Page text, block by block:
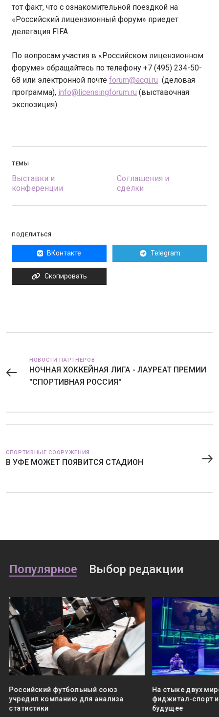
тот факт, что с ознакомительной поездкой на
«Российский лицензионный форум» приедет
делегация FIFA.
По вопросам участия в «Российском лицензионном
форуме» обращайтесь по телефону +7 (495) 234-50-
68 или электронной почте forum@acgi.ru (деловая
программа), info@licensingforum.ru (выставочная
экспозиция).
ТЕМЫ
Выставки и
конференции
Соглашения и
сделки
ПОДЕЛИТЬСЯ
ВКонтакте Telegram
Скопировать
НОВОСТИ ПАРТНЕРОВ
НОЧНАЯ ХОККЕЙНАЯ ЛИГА - ЛАУРЕАТ ПРЕМИИ
"СПОРТИВНАЯ РОССИЯ"
СПОРТИВНЫЕ СООРУЖЕНИЯ
В УФЕ МОЖЕТ ПОЯВИТСЯ СТАДИОН
Популярное Выбор редакции
Российский футбольный союз
учредил компанию для анализа
статистики
На стыке двух
фиджитал-спорт
будущее